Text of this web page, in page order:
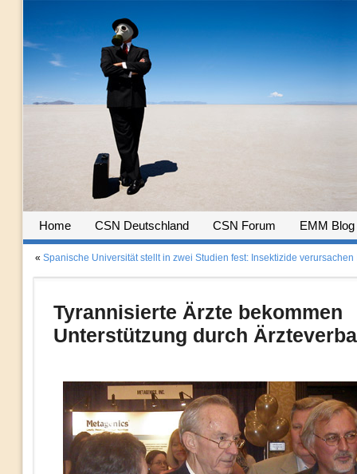
Home CSN Deutschland CSN Forum EMM Blog
« Spanische Universität stellt in zwei Studien fest: Insektizide
Tyrannisierte Ärzte bekommen
Unterstützung durch